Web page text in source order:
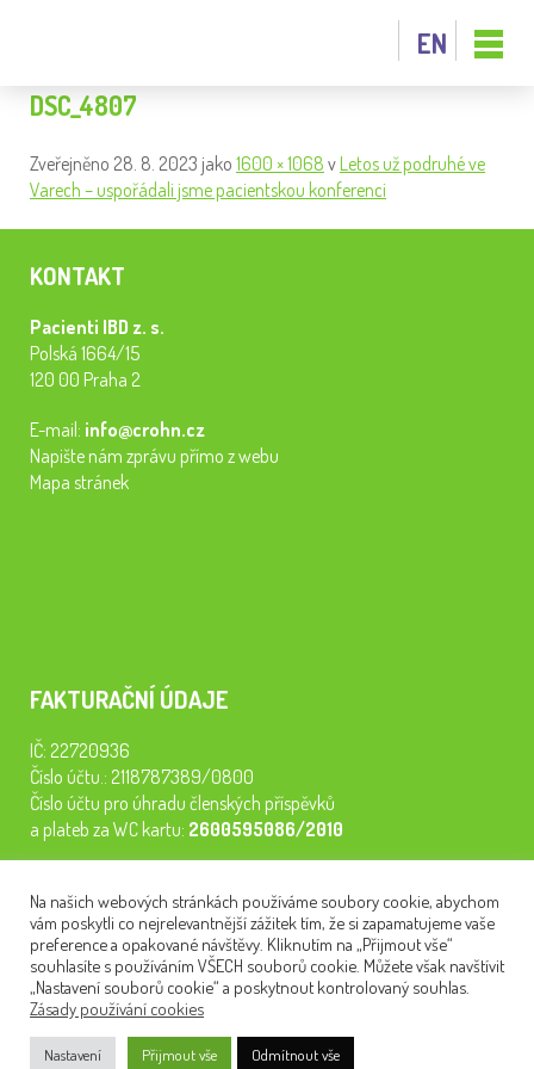
EN
DSC_4807
Zveřejněno 28. 8. 2023 jako 1600 × 1068 v Letos už podruhé ve
Varech – uspořádali jsme pacientskou konferenci
KONTAKT
Pacienti IBD z. s.
Polská 1664/15
120 00 Praha 2
E-mail: info@crohn.cz
Napište nám zprávu přímo z webu
Mapa stránek
FAKTURAČNÍ ÚDAJE
IČ: 22720936
Číslo účtu.: 2118787389/0800
Číslo účtu pro úhradu členských příspěvků
a plateb za WC kartu: 2600595086/2010
semináře, konferenci, plavbu na lodi a WC kartu. Z peněz
tiskneme odborné publikace pro pacienty.
NEWSLETTER
Na našich webových stránkách používáme soubory cookie, abychom
vám poskytli co nejrelevantnější zážitek tím, že si zapamatujeme vaše
preference a opakované návštěvy. Kliknutím na „Přijmout vše“
souhlasíte s používáním VŠECH souborů cookie. Můžete však navštívit
„Nastavení souborů cookie“ a poskytnout kontrolovaný souhlas.
Zásady používání cookies
Nastavení Přijmout vše Odmítnout vše